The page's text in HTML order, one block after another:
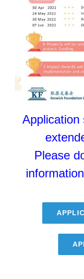
Application
Please